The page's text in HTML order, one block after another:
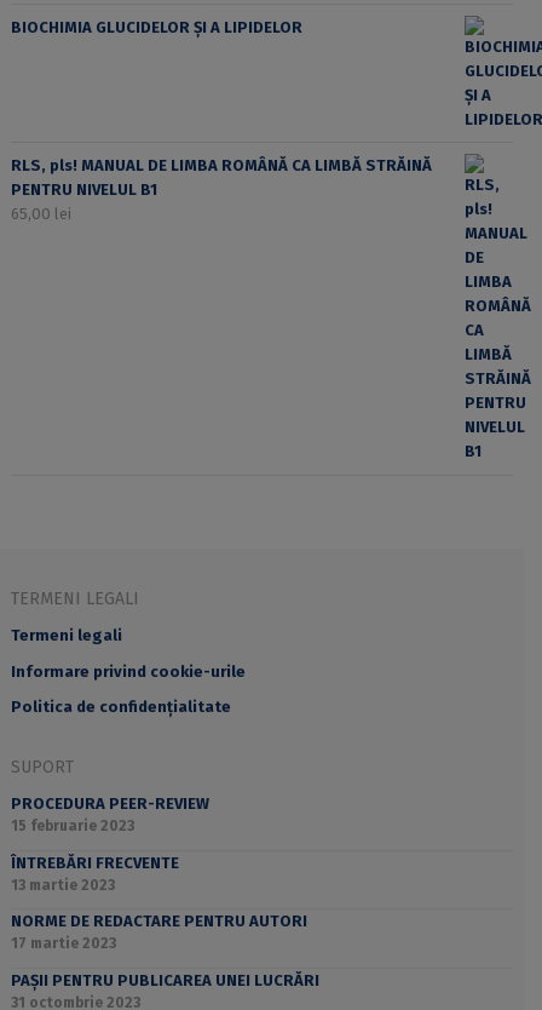
BIOCHIMIA GLUCIDELOR ȘI A LIPIDELOR
RLS, pls! MANUAL DE LIMBA ROMÂNĂ CA LIMBĂ STRĂINĂ
PENTRU NIVELUL B1
65,00 lei
TERMENI LEGALI
Termeni legali
Informare privind cookie-urile
Politica de confidențialitate
SUPORT
PROCEDURA PEER-REVIEW
15 februarie 2023
ÎNTREBĂRI FRECVENTE
13 martie 2023
NORME DE REDACTARE PENTRU AUTORI
17 martie 2023
PAȘII PENTRU PUBLICAREA UNEI LUCRĂRI
31 octombrie 2023